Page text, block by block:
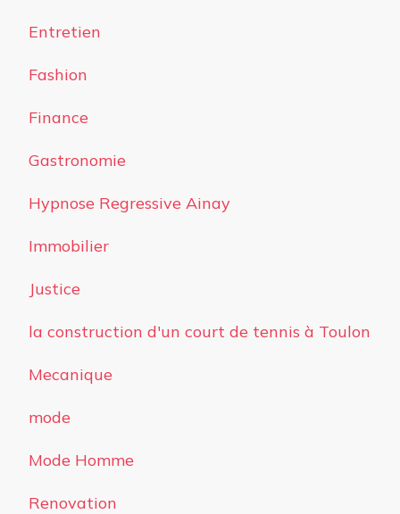
Entretien
Fashion
Finance
Gastronomie
Hypnose Regressive Ainay
Immobilier
Justice
la construction d'un court de tennis à Toulon
Mecanique
mode
Mode Homme
Renovation